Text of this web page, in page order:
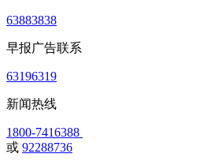
63883838
早报广告联系
63196319
新闻热线
1800-7416388
或 92288736